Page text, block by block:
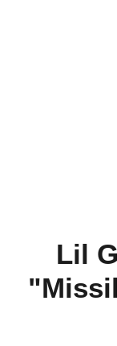
Lil